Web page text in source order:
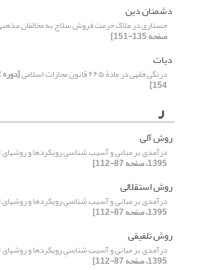
دشمنان دین
جستاری در ملاک حرمت فروش سلاح به مخالفان
صفحه 135-151]
دیات
درنگی فقهی در مادۀ ۶۶۵ قانون مجازات اسلامی
154]
ر
روش آلی
درآمدی بر مبانی و آسیب شناسیِ رویکردها و
1395، صفحه 87-112]
روش استقلالی
درآمدی بر مبانی و آسیب شناسیِ رویکردها و
1395، صفحه 87-112]
روش تلفیقی
درآمدی بر مبانی و آسیب شناسیِ رویکردها و
1395، صفحه 87-112]